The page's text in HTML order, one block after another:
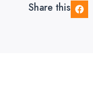
Share this